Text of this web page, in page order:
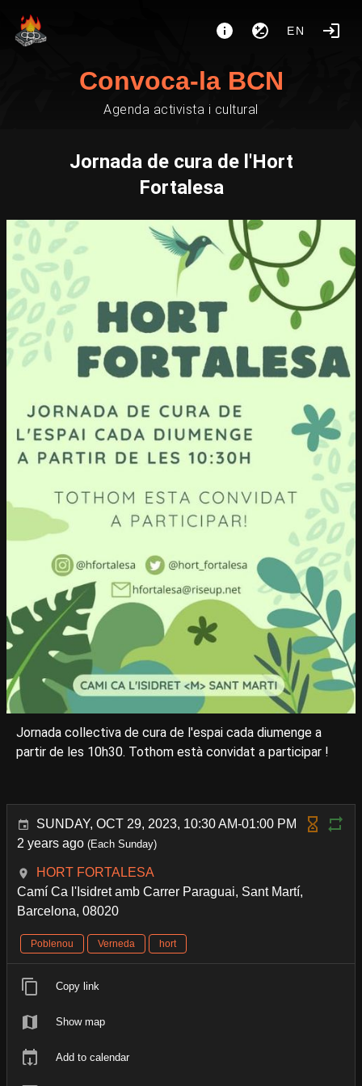
EN
Convoca-la BCN
Agenda activista i cultural
Jornada de cura de l'Hort
Fortalesa
Jornada collectiva de cura de l'espai cada diumenge a
partir de les 10h30. Tothom està convidat a participar !
SUNDAY, OCT 29, 2023, 10:30 AM-01:00 PM
2 years ago (Each Sunday)
HORT FORTALESA
Camí Ca l'Isidret amb Carrer Paraguai, Sant Martí,
Barcelona, 08020
Poblenou Verneda hort
Copy link
Show map
Add to calendar